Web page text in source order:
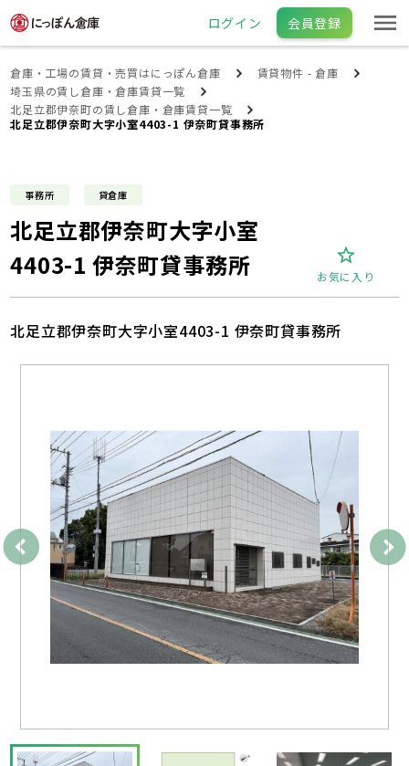
ログイン 会員登録
倉庫・工場の賃貸・売買はにっぽん倉庫
賃貸物件 - 倉庫
埼玉県の賃し倉庫・倉庫賃貸一覧
北足立郡伊奈町の賃し倉庫・倉庫賃貸一覧
北足立郡伊奈町大字小室4403-1 伊奈町貸事務所
事務所 貸倉庫
北足立郡伊奈町大字小室
4403-1 伊奈町貸事務所
お気に入り
北足立郡伊奈町大字小室4403-1 伊奈町貸事務所